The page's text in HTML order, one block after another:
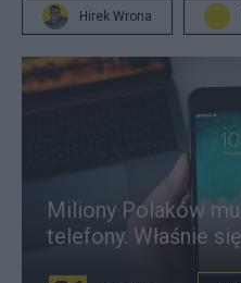
Hirek Wrona
Miliony Polaków
telefony. Właśnie